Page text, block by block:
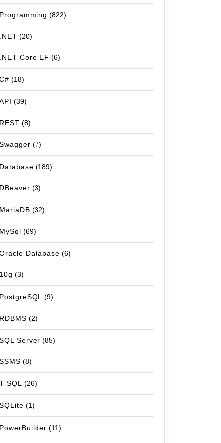
Programming (822)
.NET (20)
.NET Core EF (6)
C# (18)
API (39)
REST (8)
Swagger (7)
Database (189)
DBeaver (3)
MariaDB (32)
MySql (69)
Oracle Database (6)
10g (3)
PostgreSQL (9)
RDBMS (2)
SQL Server (85)
SSMS (8)
T-SQL (26)
SQLite (1)
PowerBuilder (11)